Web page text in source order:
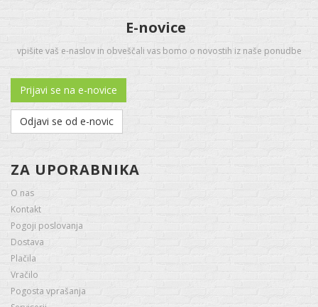
E-novice
vpišite vaš e-naslov in obveščali vas bomo o novostih iz naše ponudbe
Prijavi se na e-novice
Odjavi se od e-novic
ZA UPORABNIKA
O nas
Kontakt
Pogoji poslovanja
Dostava
Plačila
Vračilo
Pogosta vprašanja